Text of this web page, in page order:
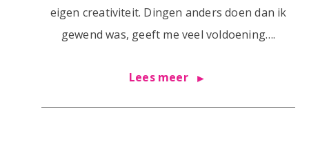
eigen creativiteit. Dingen anders doen dan ik
gewend was, geeft me veel voldoening….
Lees meer